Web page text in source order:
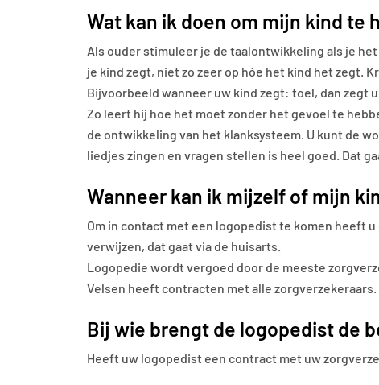
Wat kan ik doen om mijn kind te
Als ouder stimuleer je de taalontwikkeling als je
je kind zegt, niet zo zeer op hóe het kind het zegt.
Bijvoorbeeld wanneer uw kind zegt: toel, dan zegt
Zo leert hij hoe het moet zonder het gevoel te
de ontwikkeling van het klanksysteem. U kunt de
liedjes zingen en vragen stellen is heel goed. Dat
Wanneer kan ik mijzelf of mijn
Om in contact met een logopedist te komen heeft
verwijzen, dat gaat via de huisarts.
Logopedie wordt vergoed door de meeste
Velsen heeft contracten met alle
Bij wie brengt de logopedist de
Heeft uw logopedist een contract met uw